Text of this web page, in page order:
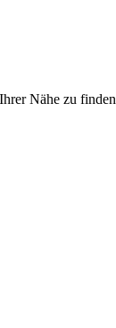
Nähe zu finden